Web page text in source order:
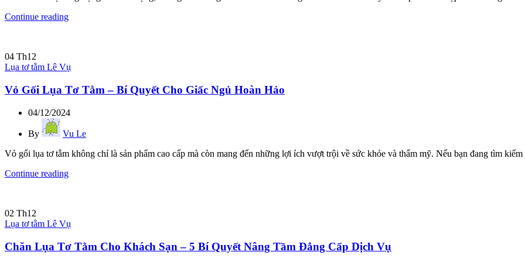
Continue reading
04 Th12
Lụa tơ tằm Lê Vụ
Vỏ Gối Lụa Tơ Tằm – Bí Quyết Cho Giấc Ngủ Hoàn Hảo
04/12/2024
By
Vu Le
Vỏ gối lụa tơ tằm không chỉ là sản phẩm cao cấp mà còn mang đến những lợi ích vượt trội về sức khỏe và thẩm mỹ. Nếu bạn đang tìm kiếm
Continue reading
02 Th12
Lụa tơ tằm Lê Vụ
Chăn Lụa Tơ Tằm Cho Khách Sạn – 5 Bí Quyết Nâng Tầm Đẳng Cấp Dịch Vụ